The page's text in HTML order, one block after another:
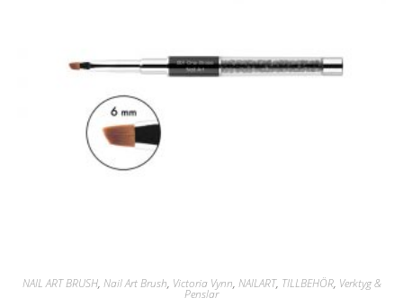
NAIL ART BRUSH, Nail Art Brush, Victoria Vynn, NAILART, TILLBEHÖR, Verktyg &
Penslar